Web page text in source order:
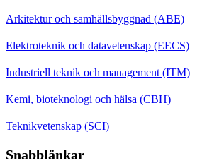
Arkitektur och samhällsbyggnad (ABE)
Elektroteknik och datavetenskap (EECS)
Industriell teknik och management (ITM)
Kemi, bioteknologi och hälsa (CBH)
Teknikvetenskap (SCI)
Snabblänkar